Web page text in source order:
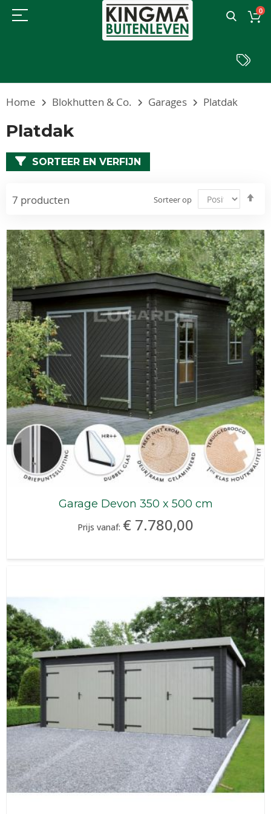
0
Home Blokhutten & Co. Garages Platdak
Platdak
7 producten Sorteer op
Garage Devon 350 x 500 cm
Prijs vanaf: € 7.780,00
SORTEER EN VERFIJN